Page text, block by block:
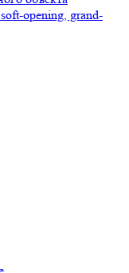
opening, grand-